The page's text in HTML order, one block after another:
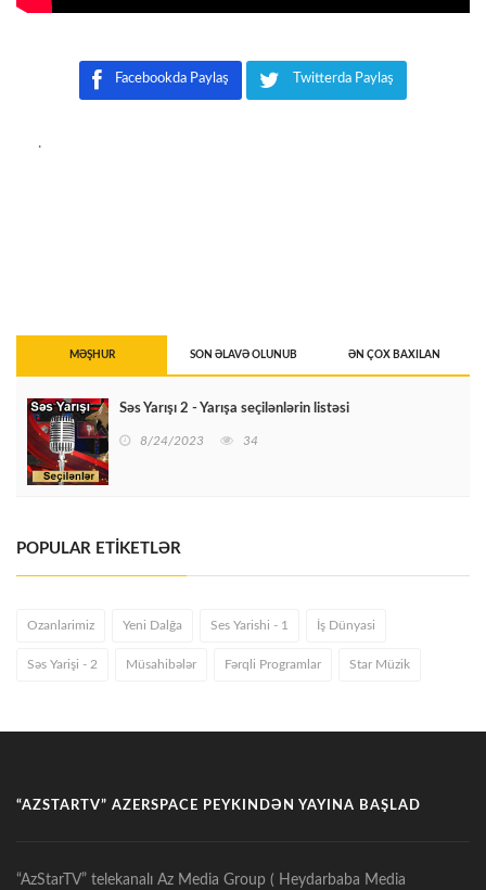
Facebookda Paylaş Twitterda Paylaş
.
MƏŞHUR SON ƏLAVƏ OLUNUB ƏN ÇOX BAXILAN
Səs Yarışı 2 - Yarışa seçilənlərin listəsi
8/24/2023 34
POPULAR ETİKETLƏR
Ozanlarimiz Yeni Dalğa Ses Yarishi - 1 İş Dünyasi
Səs Yarişi - 2 Müsahibələr Fərqli Programlar Star Müzik
“AZSTARTV” AZERSPACE PEYKINDƏN YAYINA BAŞLAD
“AzStarTV” telekanalı Az Media Group ( Heydarbaba Media